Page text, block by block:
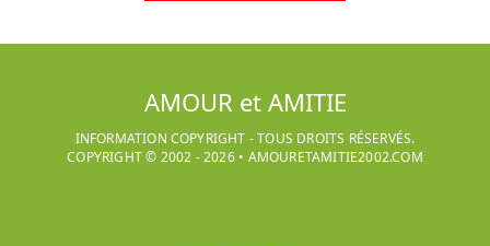
AMOUR et AMITIE
INFORMATION COPYRIGHT - TOUS DROITS RÉSERVÉS.
COPYRIGHT © 2002 -2026• AMOURETAMITIE2002.COM